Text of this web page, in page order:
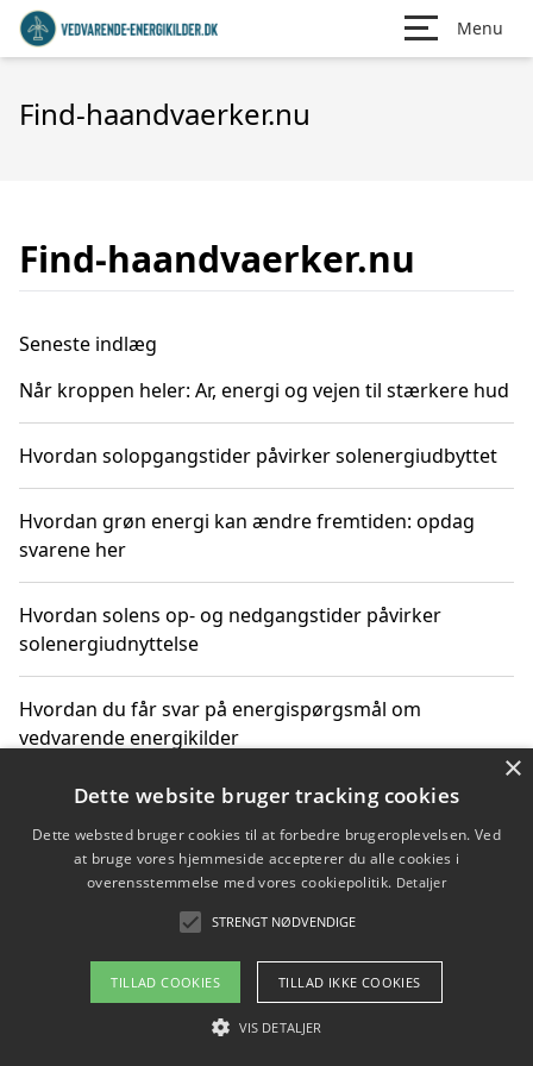
Menu
Find-haandvaerker.nu
Find-haandvaerker.nu
Seneste indlæg
Når kroppen heler: Ar, energi og vejen til stærkere hud
Hvordan solopgangstider påvirker solenergiudbyttet
Hvordan grøn energi kan ændre fremtiden: opdag
svarene her
Hvordan solens op- og nedgangstider påvirker
solenergiudnyttelse
Hvordan du får svar på energispørgsmål om
vedvarende energikilder
Copyright 2026 - Pilanto Aps
Om / kontakt
Blog Betingelser
×
Dette website bruger tracking cookies
Dette websted bruger cookies til at forbedre brugeroplevelsen. Ved
at bruge vores hjemmeside accepterer du alle cookies i
overensstemmelse med vores cookiepolitik. Detaljer
STRENGT NØDVENDIGE
TILLAD COOKIES TILLAD IKKE COOKIES
VIS DETALJER